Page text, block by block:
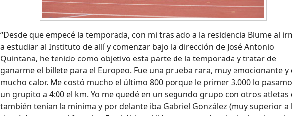
“Desde que empecé la temporada, con mi traslado a la residencia Blume al
a estudiar al Instituto de allí y comenzar bajo la dirección de José Antonio
Quintana, he tenido como objetivo esta parte de la temporada y tratar de
ganarme el billete para el Europeo. Fue una prueba rara, muy emocionante y
mucho calor. Me costó mucho el último 800 porque le primer 3.000 lo
un grupito a 4:00 el km. Yo me quedé en un segundo grupo con otros atletas
también tenían la mínima y por delante iba Gabriel González (muy superior a